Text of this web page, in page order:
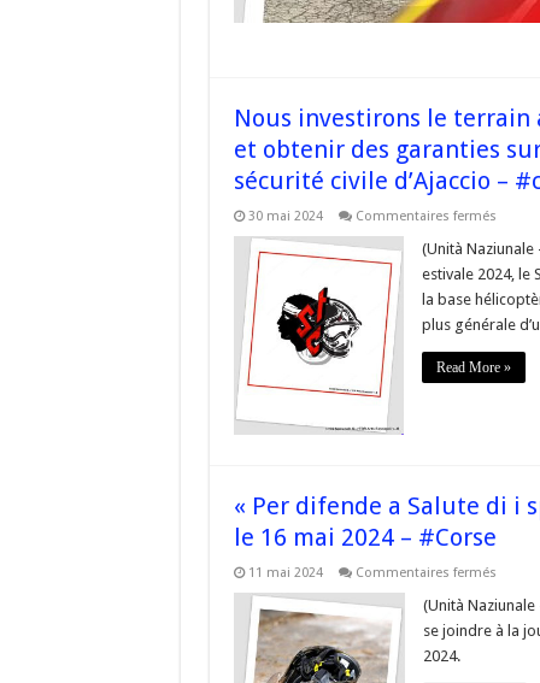
nombre
Nous investirons le
et obtenir des garanties
sécurité civile d’Ajaccio –
30 mai 2024 Commentaires ferméssur
terrain
afin
de
faire
nos
et
la
base
de
sécurité
–
#corse
(Unità Naziunale
estivale 2024, le
la base
plus générale
Read More »
« Per difende a Salute di i
le 16 mai 2024 – #Corse
11 mai 2024 Commentaires ferméssur
Salute
(Unità Naziunale
se joindre à la
2024.